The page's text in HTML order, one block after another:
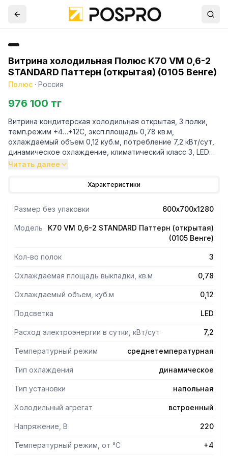
Витрина холодильная Полюс K70 VM 0,6-2
STANDARD Паттерн (открытая) (0105 Венге)
Полюс · Россия
976 100 тг
Витрина кондитерская холодильная открытая, 3 полки,
темп.режим +4…+12С, эксп.площадь 0,78 кв.м,
охлаждаемый объем 0,12 куб.м, потребление 7,2 кВт/сут,
динамическое охлаждение, климатический класс 3, LED
подсветка, электронный блок управления.
Читать далее
Характеристики
Размер без упаковки 600х700х1280
Модель
K70 VM 0,6-2 STANDARD Паттерн (открытая)
(0105 Венге)
Кол-во полок 3
Охлаждаемая площадь выкладки, кв.м 0,78
Охлаждаемый объем, куб.м 0,12
Подсветка LED
Расход электроэнергии в сутки, кВт/сут 7,2
Температурный режим среднетемпературная
Тип охлаждения динамическое
Тип установки напольная
Холодильный агрегат встроенный
Напряжение, В 220
Температурный режим, от °С +4